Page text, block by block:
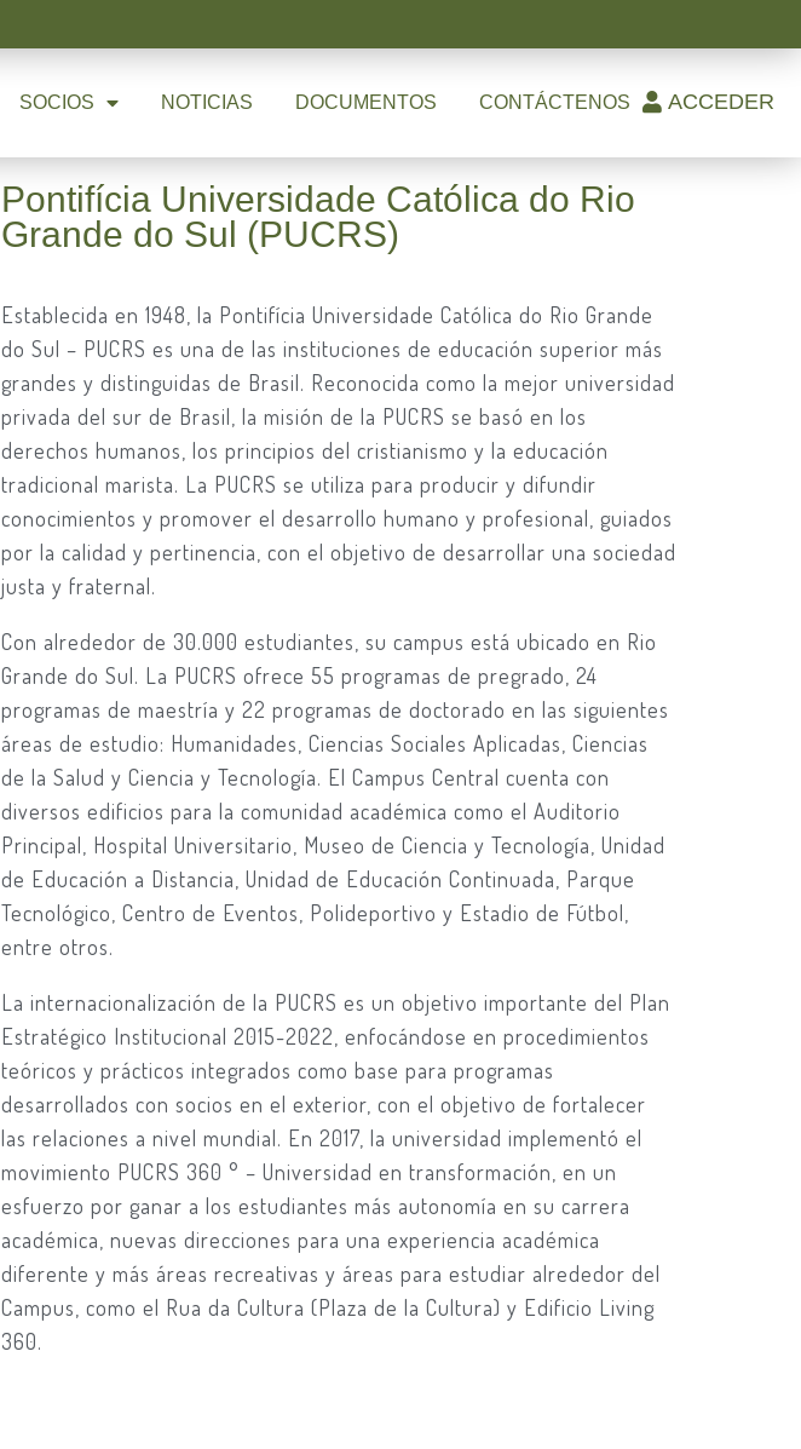
SOCIOS NOTICIAS DOCUMENTOS CONTÁCTENOS ACCEDER
Pontifícia Universidade Católica do Rio
Grande do Sul (PUCRS)
Establecida en 1948, la Pontifícia Universidade Católica do Rio Grande
do Sul – PUCRS es una de las instituciones de educación superior más
grandes y distinguidas de Brasil. Reconocida como la mejor universidad
privada del sur de Brasil, la misión de la PUCRS se basó en los
derechos humanos, los principios del cristianismo y la educación
tradicional marista. La PUCRS se utiliza para producir y difundir
conocimientos y promover el desarrollo humano y profesional, guiados
por la calidad y pertinencia, con el objetivo de desarrollar una sociedad
justa y fraternal.
Con alrededor de 30.000 estudiantes, su campus está ubicado en Rio
Grande do Sul. La PUCRS ofrece 55 programas de pregrado, 24
programas de maestría y 22 programas de doctorado en las siguientes
áreas de estudio: Humanidades, Ciencias Sociales Aplicadas, Ciencias
de la Salud y Ciencia y Tecnología. El Campus Central cuenta con
diversos edificios para la comunidad académica como el Auditorio
Principal, Hospital Universitario, Museo de Ciencia y Tecnología, Unidad
de Educación a Distancia, Unidad de Educación Continuada, Parque
Tecnológico, Centro de Eventos, Polideportivo y Estadio de Fútbol, ​​
entre otros.
La internacionalización de la PUCRS es un objetivo importante del Plan
Estratégico Institucional 2015-2022, enfocándose en procedimientos
teóricos y prácticos integrados como base para programas
desarrollados con socios en el exterior, con el objetivo de fortalecer
las relaciones a nivel mundial. En 2017, la universidad implementó el
movimiento PUCRS 360 ° – Universidad en transformación, en un
esfuerzo por ganar a los estudiantes más autonomía en su carrera
académica, nuevas direcciones para una experiencia académica
diferente y más áreas recreativas y áreas para estudiar alrededor del
Campus, como el Rua da Cultura (Plaza de la Cultura) y Edificio Living
360.